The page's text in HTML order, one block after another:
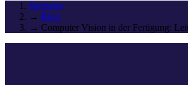
Startseite
→ Blog
→ Computer Vision in der Fertigung: